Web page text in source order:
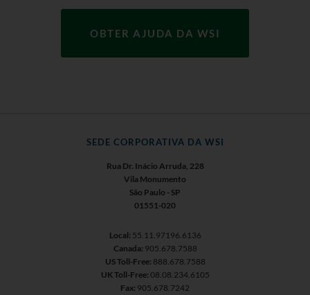
SEDE CORPORATIVA DA WSI
Rua Dr. Inácio Arruda, 228
Vila Monumento
São Paulo - SP
01551-020
Local: 55.11.97196.6136
Canada: 905.678.7588
US Toll-Free: 888.678.7588
UK Toll-Free: 08.08.234.6105
Fax: 905.678.7242